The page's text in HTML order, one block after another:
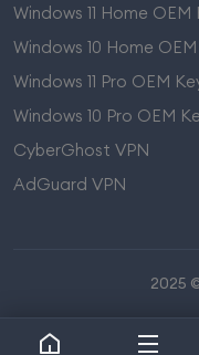
Windows 11 Home OEM
Windows 10 Home
Windows 11 Pro OEM
Windows 10 Pro OEM
CyberGhost VPN
AdGuard VPN
2025